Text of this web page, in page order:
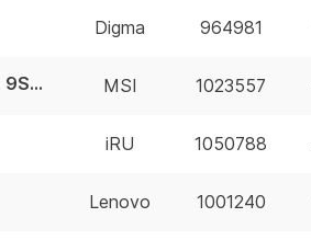
Digma 964981
Ноутбук MSI Vector A16 HX A8WHG-033XRU (9S7-15MM72-033) 9S7-15MM72-033 MSI 1023557
iRU 1050788
Lenovo 1001240